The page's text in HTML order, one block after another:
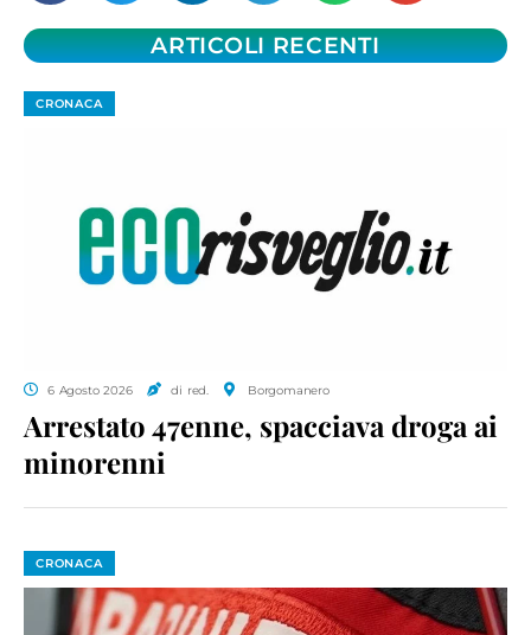
ARTICOLI RECENTI
CRONACA
6 Agosto 2026 di red. Borgomanero
Arrestato 47enne, spacciava droga ai
minorenni
CRONACA